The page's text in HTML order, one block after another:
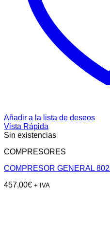
Añadir a la lista de deseos
Vista Rápida
Sin existencias
COMPRESORES
COMPRESOR GENERAL
457,00€ + IVA